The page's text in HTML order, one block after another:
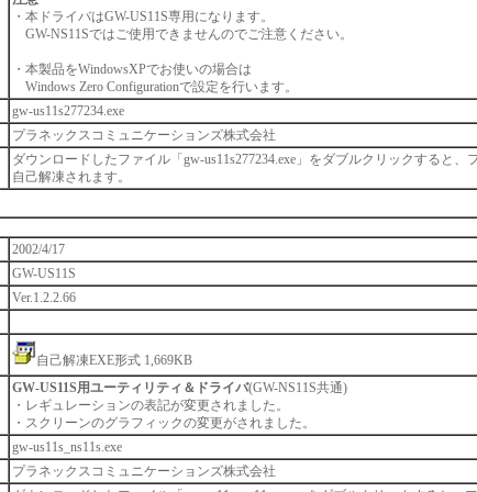
・本ドライバはGW-US11S専用になります。
GW-NS11Sではご使用できませんのでご注意ください。
・本製品をWindowsXPでお使いの場合は
Windows Zero Configurationで設定を行います。
gw-us11s277234.exe
プラネックスコミュニケーションズ株式会社
ダウンロードしたファイル「gw-us11s277234.exe」をダブルクリックすると、
自己解凍されます。
2002/4/17
GW-US11S
Ver.1.2.2.66
自己解凍EXE形式 1,669KB
GW-US11S用ユーティリティ＆ドライバ(GW-NS11S共通)
・レギュレーションの表記が変更されました。
・スクリーンのグラフィックの変更がされました。
gw-us11s_ns11s.exe
プラネックスコミュニケーションズ株式会社